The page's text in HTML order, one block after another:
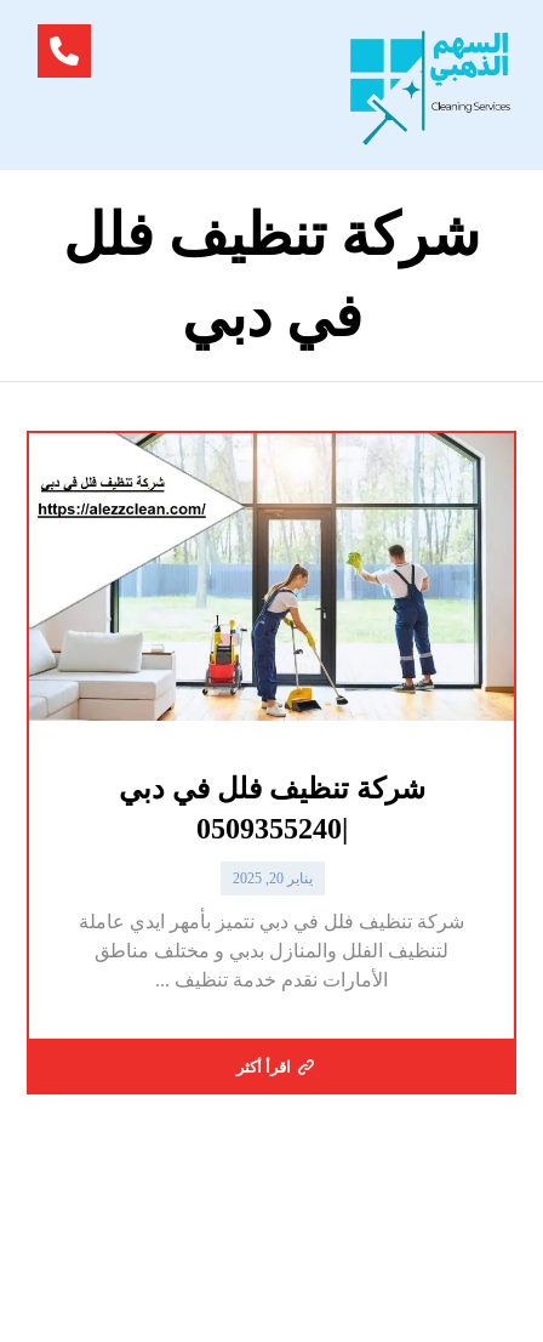
شركة تنظيف فلل
في دبي
شركة تنظيف فلل في دبي
|0509355240
يناير 20, 2025
شركة تنظيف فلل في دبي نتميز بأمهر ايدي عاملة
لتنظيف الفلل والمنازل بدبي و مختلف مناطق
الأمارات نقدم خدمة تنظيف ...
اقرأ أكثر